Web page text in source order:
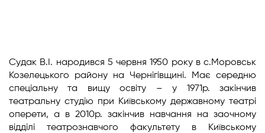
Судак В.І. народився 5 червня 1950 року в с.Моровськ
Козелецького району на Чернігівщині. Має середню
спеціальну та вищу освіту – у 1971р. закінчив
театральну студію при Київському державному театрі
оперети, а в 2010р. закінчив навчання на заочному
відділі театрознавчого факультету в Київському